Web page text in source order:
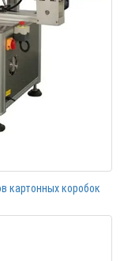
картонных коробок